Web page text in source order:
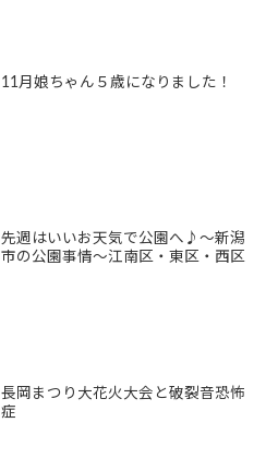
11月娘ちゃん５歳になりました！
先週はいいお天気で公園へ♪〜新潟
市の公園事情〜江南区・東区・西区
長岡まつり大花火大会と破裂音恐怖
症